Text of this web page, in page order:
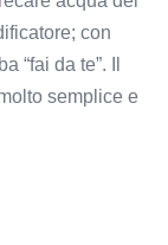
con
“fai da te”. Il
semplice e